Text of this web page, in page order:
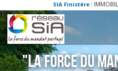
SIA Finistère: IMMOBILIER
"La Force du